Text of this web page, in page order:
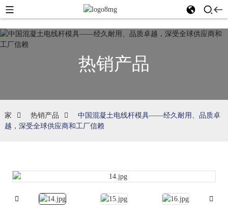
热销产品
家 热销产品
中国混凝土电线杆模具——经久耐用、品质卓
越，深受全球供应商和工厂信赖